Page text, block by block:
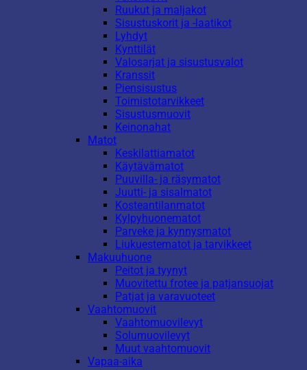
Ruukut ja maljakot
Sisustuskorit ja -laatikot
Lyhdyt
Kynttilät
Valosarjat ja sisustusvalot
Kranssit
Piensisustus
Toimistotarvikkeet
Sisustusmuovit
Keinonahat
Matot
Keskilattiamatot
Käytävämatot
Puuvilla- ja räsymatot
Juutti- ja sisalmatot
Kosteantilanmatot
Kylpyhuonematot
Parveke ja kynnysmatot
Liukuestematot ja tarvikkeet
Makuuhuone
Peitot ja tyynyt
Muovitettu frotee ja patjansuojat
Patjat ja varavuoteet
Vaahtomuovit
Vaahtomuovilevyt
Solumuovilevyt
Muut vaahtomuovit
Vapaa-aika